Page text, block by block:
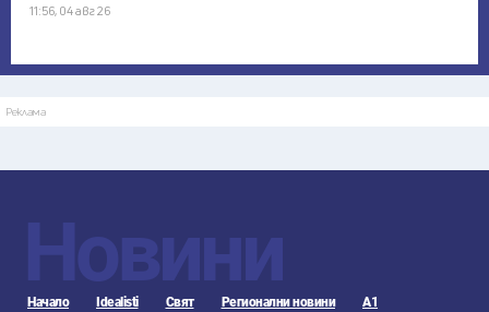
11:56, 04 авг 26
Реклама
Новини
Начало Idealisti Свят Регионални новини А1